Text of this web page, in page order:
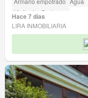
Vigilante Barbacoa
Hace 7 días
LIRA INMOBILIARIA